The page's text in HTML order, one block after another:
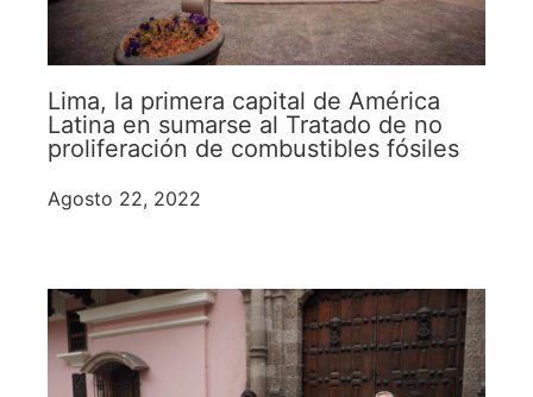
Lima, la primera capital de América
Latina en sumarse al Tratado de no
proliferación de combustibles fósiles
Agosto 22, 2022